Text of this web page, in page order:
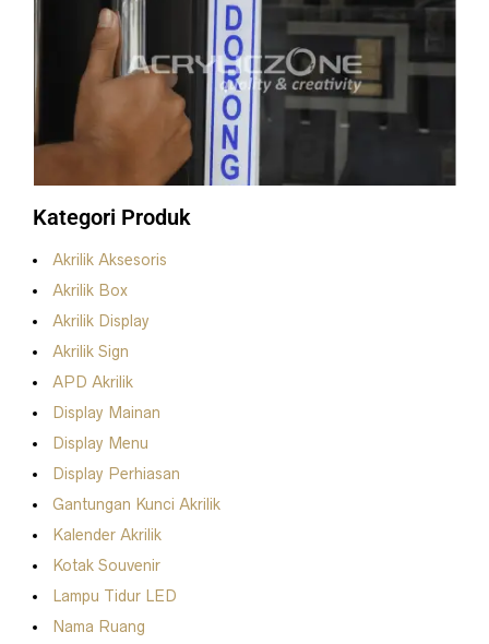
yang dipakai toko offline untuk menunjukan toko tersebut
sedang “buka” ataupun “Tutup”. Tentunya wajib
menggunakan papan nama tersebut ditoko Anda. Maka
dengan hal tersebut kami hadirkan jasa pembuatan custom
akrilik yang salah satunya “open closed”
Kategori Produk
Akrilik Aksesoris
Akrilik Box
Akrilik Display
Akrilik Sign
APD Akrilik
Display Mainan
Display Menu
Display Perhiasan
Gantungan Kunci Akrilik
Kalender Akrilik
Kotak Souvenir
Lampu Tidur LED
Nama Ruang